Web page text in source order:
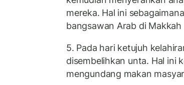
mereka. Hal ini
bangsawan Arab di Makkah
5. Pada hari ketujuh
disembelihkan unta. Hal ini
mengundang makan